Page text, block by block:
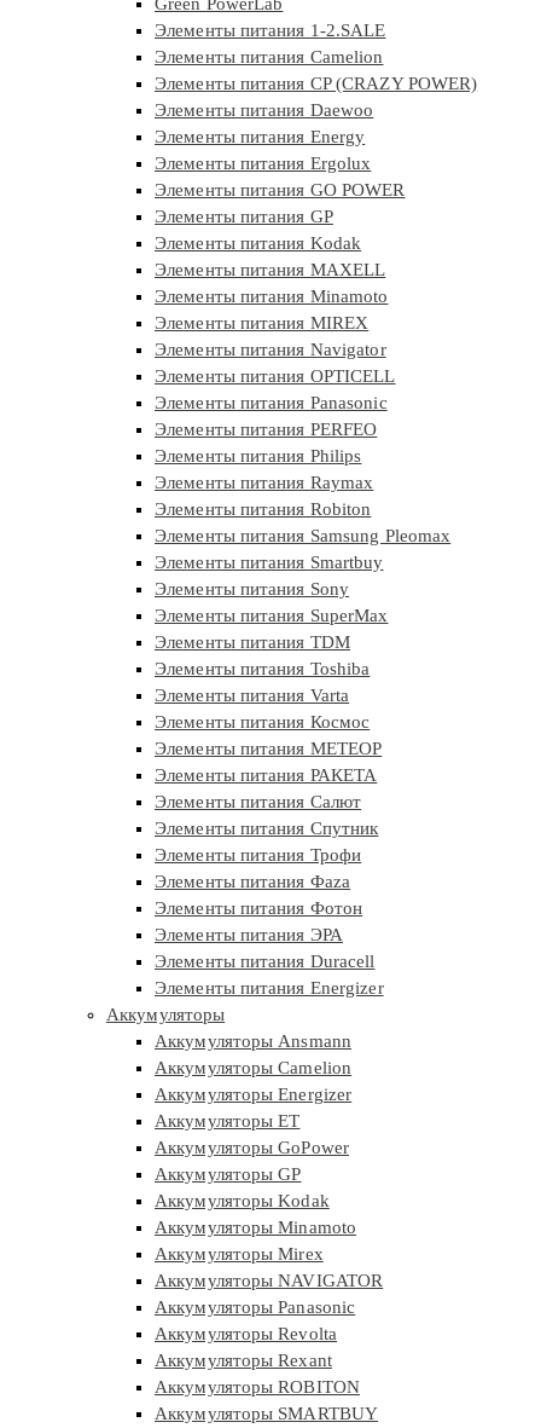
Green PowerLab
Элементы питания 1-2.SALE
Элементы питания Camelion
Элементы питания CP (CRAZY POWER)
Элементы питания Daewoo
Элементы питания Energy
Элементы питания Ergolux
Элементы питания GO POWER
Элементы питания GP
Элементы питания Kodak
Элементы питания MAXELL
Элементы питания Minamoto
Элементы питания MIREX
Элементы питания Navigator
Элементы питания OPTICELL
Элементы питания Panasonic
Элементы питания PERFEO
Элементы питания Philips
Элементы питания Raymax
Элементы питания Robiton
Элементы питания Samsung Pleomax
Элементы питания Smartbuy
Элементы питания Sony
Элементы питания SuperMax
Элементы питания TDM
Элементы питания Toshiba
Элементы питания Varta
Элементы питания Космос
Элементы питания МЕТЕОР
Элементы питания РАКЕТА
Элементы питания Салют
Элементы питания Спутник
Элементы питания Трофи
Элементы питания Фaza
Элементы питания Фотон
Элементы питания ЭРА
Элементы питания Duracell
Элементы питания Energizer
Аккумуляторы
Аккумуляторы Ansmann
Аккумуляторы Camelion
Аккумуляторы Energizer
Аккумуляторы ET
Аккумуляторы GoPower
Аккумуляторы GP
Аккумуляторы Kodak
Аккумуляторы Minamoto
Аккумуляторы Mirex
Аккумуляторы NAVIGATOR
Аккумуляторы Panasonic
Аккумуляторы Revolta
Аккумуляторы Rexant
Аккумуляторы ROBITON
Аккумуляторы SMARTBUY